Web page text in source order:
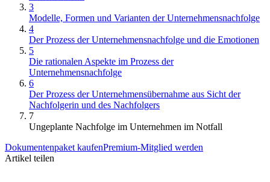
3
Modelle, Formen und Varianten der Unternehmensnachfolge
4
Der Prozess der Unternehmensnachfolge und die Emotionen
5
Die rationalen Aspekte im Prozess der
Unternehmensnachfolge
6
Der Prozess der Unternehmensübernahme aus Sicht der
Nachfolgerin und des Nachfolgers
7
Ungeplante Nachfolge im Unternehmen im Notfall
Dokumentenpaket kaufenPremium-Mitglied werden
Artikel teilen